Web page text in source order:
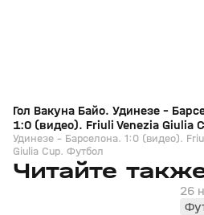
Гол Вакуна Байо. Удинезе -
1:0 (видео). Friuli Venezia Giulia
Футбол
Удинезе - Барселона. 1:0 (видео).
Giulia Cup. Футбол
Читайте
26